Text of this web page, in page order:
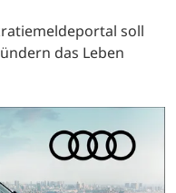
soll
das Leben